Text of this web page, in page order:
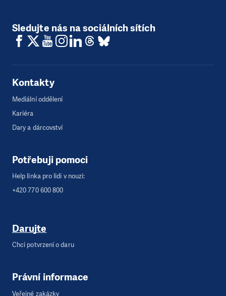
Sledujte nás na sociálních sítích
Kontakty
Mediální oddělení
Kariéra
Dary a dárcovství
Potřebuji pomoci
Help linka pro lidi v nouzi:
+420 770 600 800
Darujte
Chci potvrzení o daru
Právní informace
Veřejné zakázky